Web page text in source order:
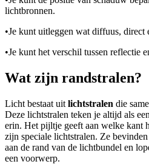
lichtbronnen.
•Je kunt uitleggen wat diffuus, direct
•Je kunt het verschil tussen reflectie
Wat zijn randstralen?
Licht bestaat uit lichtstralen die
Deze lichtstralen teken je altijd als
erin. Het pijltje geeft aan welke kant
zijn speciale lichtstralen. Ze
aan de rand van de lichtbundel en
een voorwerp.